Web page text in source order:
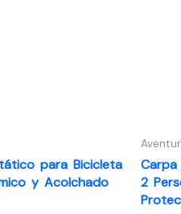
para Bicicleta
y Acolchado
2